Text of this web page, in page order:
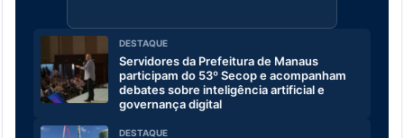
DESTAQUE
Servidores da Prefeitura de Manaus
participam do 53º Secop e acompanham
debates sobre inteligência artificial e
governança digital
DESTAQUE